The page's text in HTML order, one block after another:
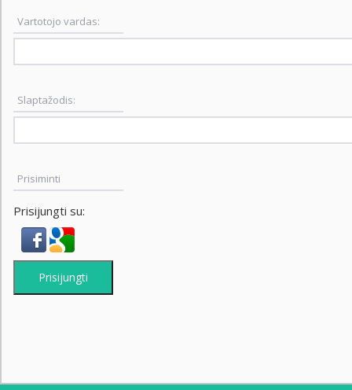
Vartotojo vardas:
Slaptažodis:
Prisiminti
Prisijungti su:
Prisijungti